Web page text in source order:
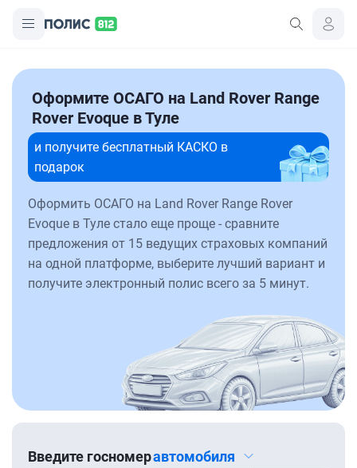
Оформите ОСАГО на Land Rover Range
Rover Evoque в Туле
и получите бесплатный КАСКО в
подарок
Оформить ОСАГО на Land Rover Range Rover
Evoque в Туле стало еще проще - сравните
предложения от 15 ведущих страховых компаний
на одной платформе, выберите лучший вариант и
получите электронный полис всего за 5 минут.
Введите госномеравтомобиля